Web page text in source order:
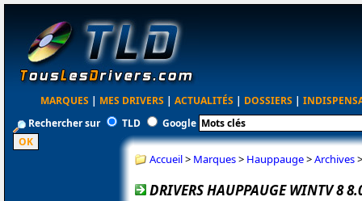
MARQUES | MES DRIVERS | ACTUALITÉS | DOSSIERS |
Rechercher sur
TLD Google
Accueil> Marques> Hauppauge>Archives
DRIVERS HAUPPAUGE WINTV 8